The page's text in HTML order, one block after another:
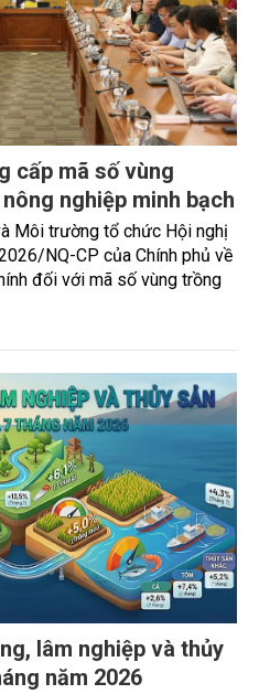
với ứng dụng khoa học
trở thành hướng đi quan
sức cạnh tranh, mở rộng
Tại làng gốm Phù Lãng,
nghệ nhân và cơ sở sản
đầu tư công nghệ, xây
giá trị truyền thống.
cấp mã số vùng
nông nghiệp minh bạch
Môi trường tổ chức Hội nghị
NQ-CP của Chính phủ về
đối với mã số vùng trồng